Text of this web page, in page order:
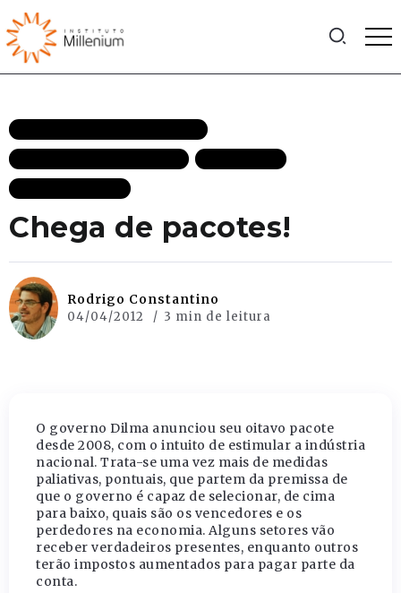
Chega de pacotes!
Rodrigo Constantino
04/04/2012 3 min de leitura
O governo Dilma anunciou seu oitavo pacote
desde 2008, com o intuito de estimular a indústria
nacional. Trata-se uma vez mais de medidas
paliativas, pontuais, que partem da premissa de
que o governo é capaz de selecionar, de cima
para baixo, quais são os vencedores e os
perdedores na economia. Alguns setores vão
receber verdadeiros presentes, enquanto outros
terão impostos aumentados para pagar parte da
conta.